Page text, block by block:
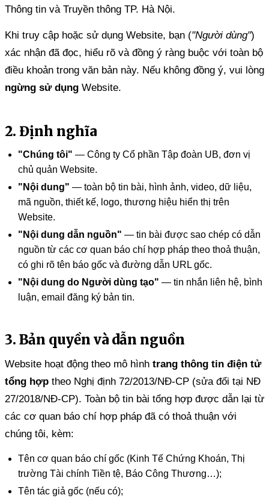
Thông tin và Truyền thông TP. Hà Nội.
Khi truy cập hoặc sử dụng Website, bạn ("Người dùng")
xác nhận đã đọc, hiểu rõ và đồng ý ràng buộc với toàn bộ
điều khoản trong văn bản này. Nếu không đồng ý, vui lòng
ngừng sử dụng Website.
2. Định nghĩa
"Chúng tôi" — Công ty Cổ phần Tập đoàn UB, đơn vị
chủ quản Website.
"Nội dung" — toàn bộ tin bài, hình ảnh, video, dữ liệu,
mã nguồn, thiết kế, logo, thương hiệu hiển thị trên
Website.
"Nội dung dẫn nguồn" — tin bài được sao chép có dẫn
nguồn từ các cơ quan báo chí hợp pháp theo thoả thuận,
có ghi rõ tên báo gốc và đường dẫn URL gốc.
"Nội dung do Người dùng tạo" — tin nhắn liên hệ, bình
luận, email đăng ký bản tin.
3. Bản quyền và dẫn nguồn
Website hoạt động theo mô hình trang thông tin điện tử
tổng hợp theo Nghị định 72/2013/NĐ-CP (sửa đổi tại NĐ
27/2018/NĐ-CP). Toàn bộ tin bài tổng hợp được dẫn lại từ
các cơ quan báo chí hợp pháp đã có thoả thuận với
chúng tôi, kèm:
Tên cơ quan báo chí gốc (Kinh Tế Chứng Khoán, Thị
trường Tài chính Tiền tệ, Báo Công Thương…);
Tên tác giả gốc (nếu có);